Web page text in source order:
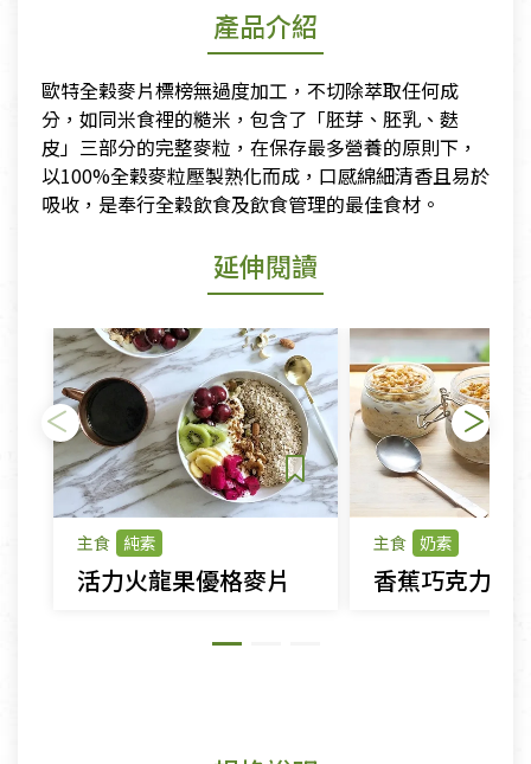
產品介紹
歐特全穀麥片標榜無過度加工，不切除萃取任何成
分，如同米食裡的糙米，包含了「胚芽、胚乳、麩
皮」三部分的完整麥粒，在保存最多營養的原則下，
以100%全穀麥粒壓製熟化而成，口感綿細清香且易於
吸收，是奉行全穀飲食及飲食管理的最佳食材。
延伸閱讀
主食 純素
活力火龍果優格麥片
主食 奶素
香蕉巧克力蜂